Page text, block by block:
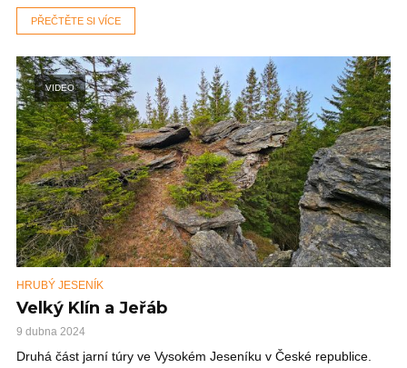
PŘEČTĚTE SI VÍCE
VIDEO
HRUBÝ JESENÍK
Velký Klín a Jeřáb
9 dubna 2024
Druhá část jarní túry ve Vysokém Jeseníku v České republice.